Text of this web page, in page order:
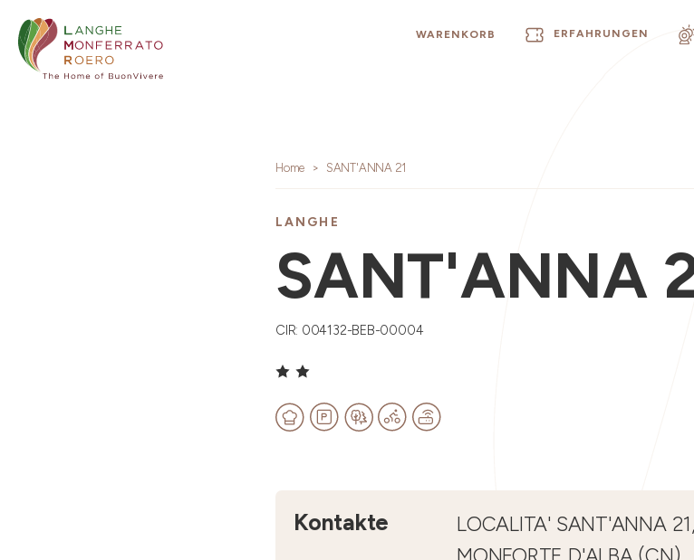
WARENKORB ERFAHRUNGEN
Home SANT'ANNA 21
LANGHE
SANT'ANNA
CIR: 004132-BEB-00004
Kontakte
LOCALITA' SANT'ANNA 21,